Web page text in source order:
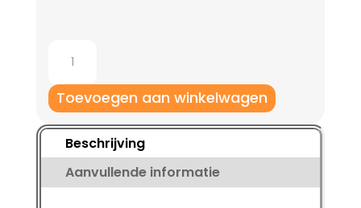
Compressiesokken
aantal
Toevoegen aan winkelwagen
Beschrijving
Aanvullende informatie